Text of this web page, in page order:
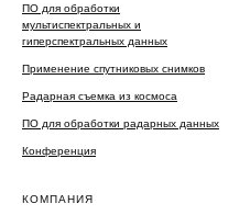
ПО для обработки
мультиспектральных и
гиперспектральных данных
Применение спутниковых снимков
Радарная съемка из космоса
ПО для обработки радарных данных
Конференция
КОМПАНИЯ